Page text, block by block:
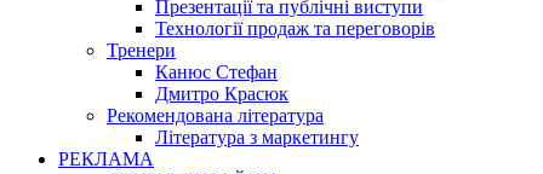
Презентації та публічні виступи
Технології продаж та переговорів
Тренери
Канюс Стефан
Дмитро Красюк
Рекомендована література
Література з маркетингу
РЕКЛАМА